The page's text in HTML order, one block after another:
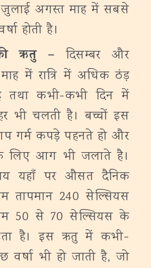
जुलाई अगस्त माह में सबसे
होती है।
ऋतु – दिसम्बर और
में रात्रि में अधिक ठंड़
तथा कभी-कभी दिन में
भी चलती है। बच्चों इस
गर्म कपड़े पहनते हो और
लिए आग भी जलाते है।
यहाँ पर औसत दैनिक
तापमान 240 सेल्सियस
50 से 70 सेल्सियस के
है। इस ऋतु में कभी-
भी हो जाती है, जो